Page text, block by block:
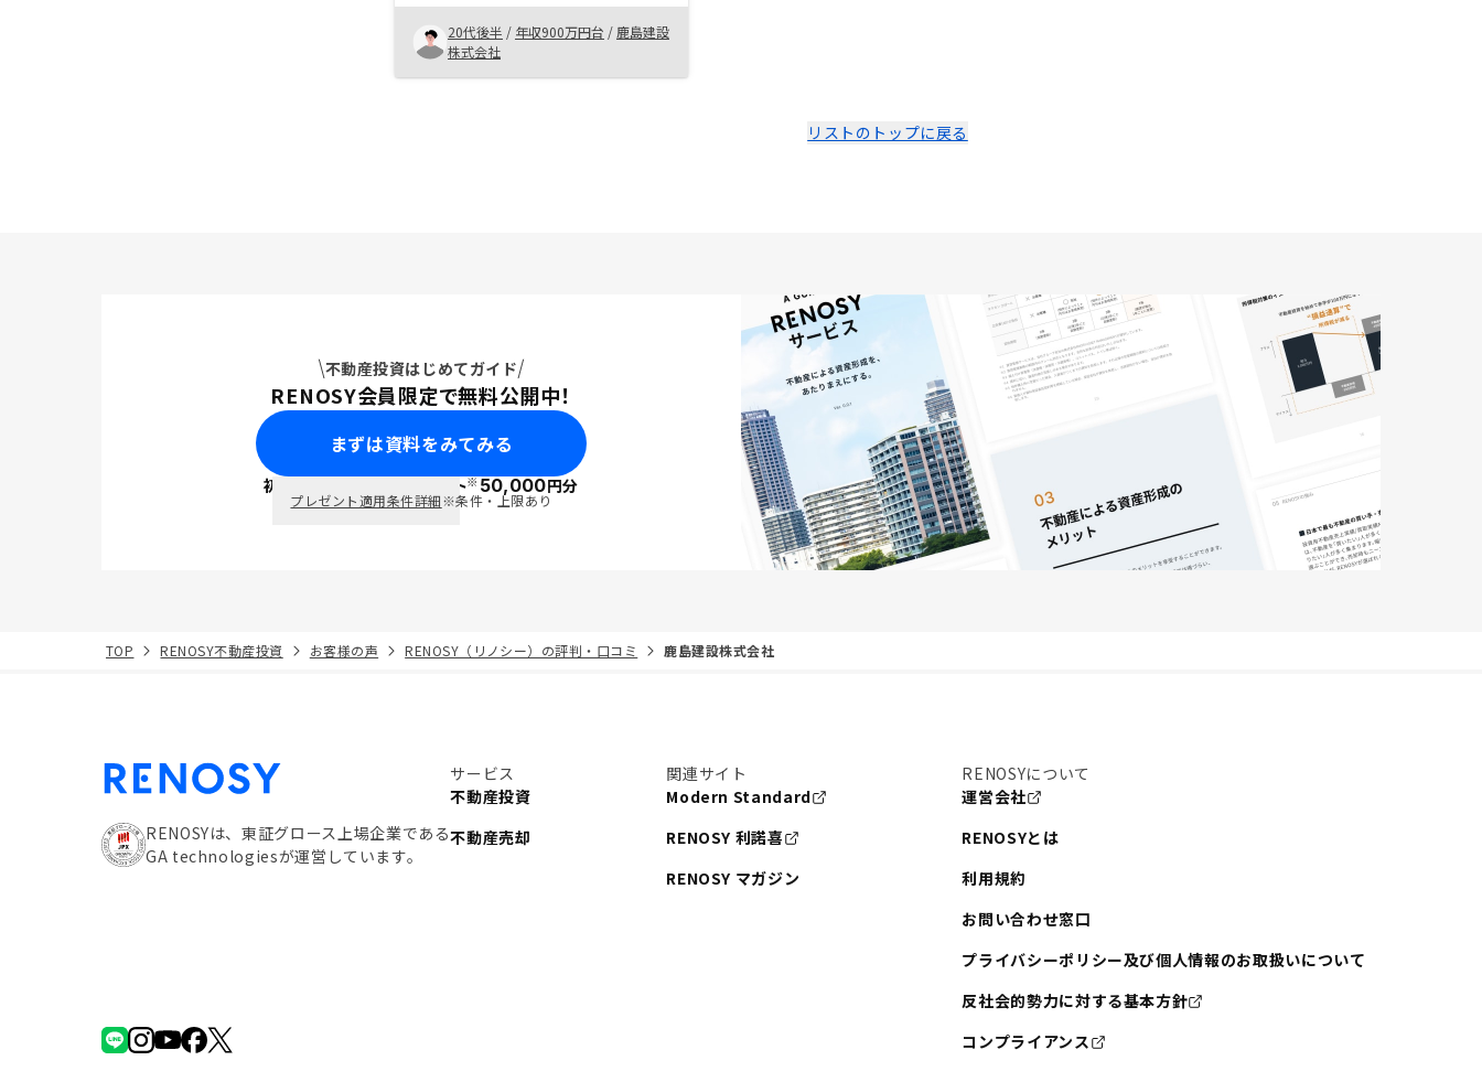
20代後半 / 年収900万円台 / 鹿島建設
株式会社
リストのトップに戻る
不動産投資はじめてガイド
RENOSY会員限定で無料公開中！
まずは資料をみてみる
初回面談で ポイント※50,000円分
プレゼント適用条件詳細※条件・上限あり
TOP RENOSY不動産投資 お客様の声 RENOSY（リノシー）の評判・口コミ 鹿島建設株式会社
RENOSYは、東証グロース上場企業である
GA technologiesが運営しています。
サービス
不動産投資
不動産売却
関連サイト
Modern Standard
RENOSY 利諾喜
RENOSY マガジン
RENOSYについて
運営会社
RENOSYとは
利用規約
お問い合わせ窓口
プライバシーポリシー及び個人情報のお取扱いについて
反社会的勢力に対する基本方針
コンプライアンス